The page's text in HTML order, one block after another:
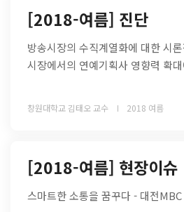
[2018-여름] 진단
방송시장의 수직계열화에 대한 시
시장에서의 연예기획사 영향력 확
창원대학교 김태오 교수 2018 여름
[2018-여름] 현장이슈
스마트한 소통을 꿈꾸다 - 대전